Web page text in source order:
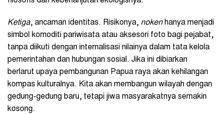
Ketiga, ancaman identitas. Risikonya, nokenhanya menjadi
simbol komoditi pariwisata atau aksesori foto bagi pejabat,
tanpa diikuti dengan internalisasi nilainya dalam tata kelola
pemerintahan dan hubungan sosial. Jika ini dibiarkan
berlarut upaya pembangunan Papua raya akan kehilangan
kompas kulturalnya. Kita akan membangun wilayah dengan
gedung-gedung baru, tetapi jiwa masyarakatnya semakin
kosong.